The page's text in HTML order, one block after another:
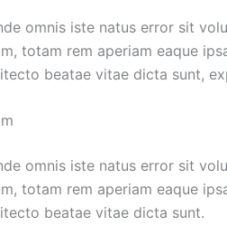
omnis iste natus error sit
totam rem aperiam eaque
beatae vitae dicta sunt,
omnis iste natus error sit
totam rem aperiam eaque
beatae vitae dicta sunt.